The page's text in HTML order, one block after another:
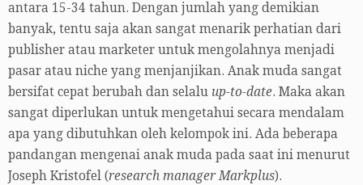
antara 15-34 tahun. Dengan jumlah yang demikian
banyak, tentu saja akan sangat menarik perhatian dari
publisher atau marketer untuk mengolahnya menjadi
pasar atau niche yang menjanjikan. Anak muda sangat
bersifat cepat berubah dan selalu up-to-date. Maka akan
sangat diperlukan untuk mengetahui secara mendalam
apa yang dibutuhkan oleh kelompok ini. Ada beberapa
pandangan mengenai anak muda pada saat ini menurut
Joseph Kristofel (research manager Markplus).